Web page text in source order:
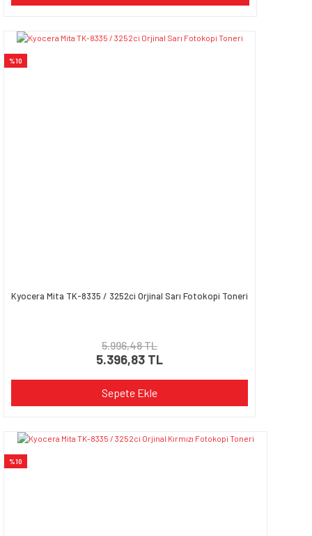
%10
Kyocera Mita TK-8335 / 3252ci Orjinal Sarı Fotokopi Toneri
5.996,48 TL
5.396,83 TL
Sepete Ekle
%10